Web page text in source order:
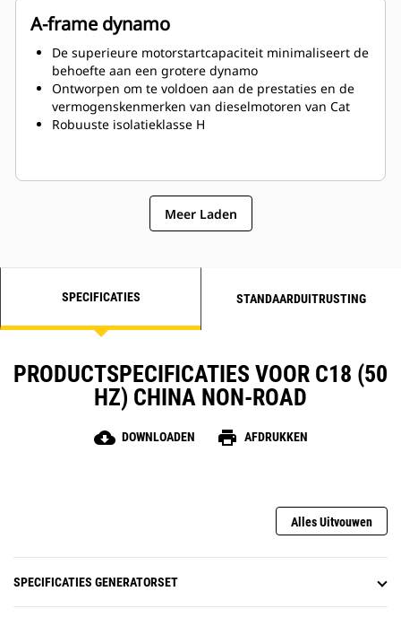
A-frame dynamo
De superieure motorstartcapaciteit minimaliseert de
behoefte aan een grotere dynamo
Ontworpen om te voldoen aan de prestaties en de
vermogenskenmerken van dieselmotoren van Cat
Robuuste isolatieklasse H
Meer Laden
SPECIFICATIES STANDAARDUITRUSTING
PRODUCTSPECIFICATIES VOOR C18 (50
HZ) CHINA NON-ROAD
cloud_download DOWNLOADEN print AFDRUKKEN
Alles Uitvouwen
SPECIFICATIES GENERATORSET